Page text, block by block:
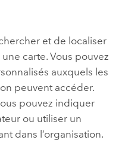
et de localiser
carte. Vous pouvez
auxquels les
peuvent accéder.
pouvez indiquer
ou utiliser un
dans l’organisation.